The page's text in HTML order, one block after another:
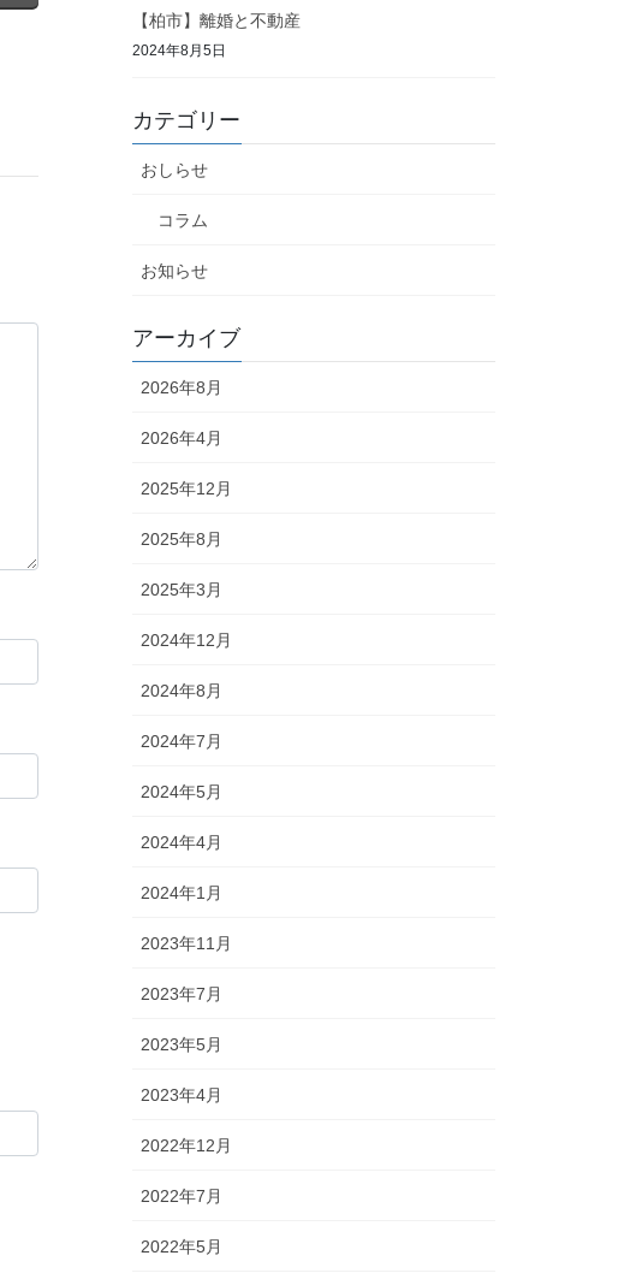
【柏市】離婚と不動産
2024年8月5日
カテゴリー
おしらせ
コラム
お知らせ
アーカイブ
2026年8月
2026年4月
2025年12月
2025年8月
2025年3月
2024年12月
2024年8月
2024年7月
2024年5月
2024年4月
2024年1月
2023年11月
2023年7月
2023年5月
2023年4月
2022年12月
2022年7月
2022年5月